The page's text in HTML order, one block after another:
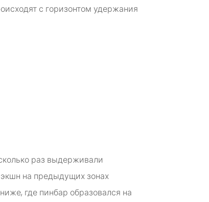
с горизонтом удержания
раз выдерживали
на предыдущих зонах
где пинбар образовался на